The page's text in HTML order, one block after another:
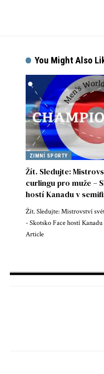
You Might Also
ZIMNÍ SPORTY
Žít. Sledujte:
curlingu pro muže –
hostí Kanadu v
Žít. Sledujte: Mistrovství
- Skotsko Face hostí
Article